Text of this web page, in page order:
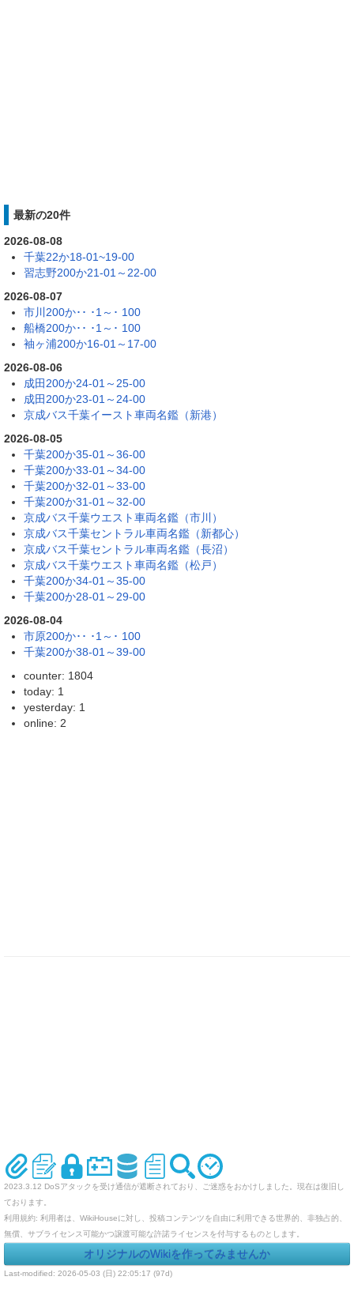
最新の20件
2026-08-08
千葉22か18-01~19-00
習志野200か21-01～22-00
2026-08-07
市川200か･･ ･1～･ 100
船橋200か･･ ･1～･ 100
袖ヶ浦200か16-01～17-00
2026-08-06
成田200か24-01～25-00
成田200か23-01～24-00
京成バス千葉イースト車両名鑑（新港）
2026-08-05
千葉200か35-01～36-00
千葉200か33-01～34-00
千葉200か32-01～33-00
千葉200か31-01～32-00
京成バス千葉ウエスト車両名鑑（市川）
京成バス千葉セントラル車両名鑑（新都心）
京成バス千葉セントラル車両名鑑（長沼）
京成バス千葉ウエスト車両名鑑（松戸）
千葉200か34-01～35-00
千葉200か28-01～29-00
2026-08-04
市原200か･･ ･1～･ 100
千葉200か38-01～39-00
counter: 1804
today: 1
yesterday: 1
online: 2
2023.3.12 DoSアタックを受け通信が遮断されており、ご迷惑をおかけしました。現在は復旧し
ております。
利用規約: 利用者は、WikiHouseに対し、投稿コンテンツを自由に利用できる世界的、非独占的、
無償、サブライセンス可能かつ譲渡可能な許諾ライセンスを付与するものとします。
オリジナルのWikiを作ってみませんか
Last-modified: 2026-05-03 (日) 22:05:17 (97d)